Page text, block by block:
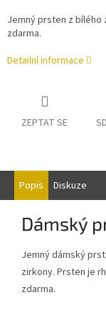
Jemný prsten z bílého
zdarma.
Detailní informace
ZEPTAT SE
Popis Diskuze
Dámský
Jemný dámský
zirkony. Prsten je
zdarma.